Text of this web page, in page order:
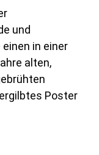
und
in einer
alten,
Poster